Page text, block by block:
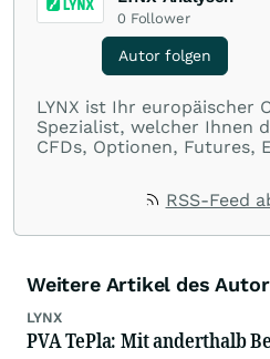
0 Follower
Autor folgen
LYNX ist Ihr europäischer
Spezialist, welcher Ihnen
CFDs, Optionen, Futures,
Optionsscheinen aus
Börsenplätzen in 20RSS-Feed
Weitere Artikel des
LYNX
PVA TePla: Mit anderthalb